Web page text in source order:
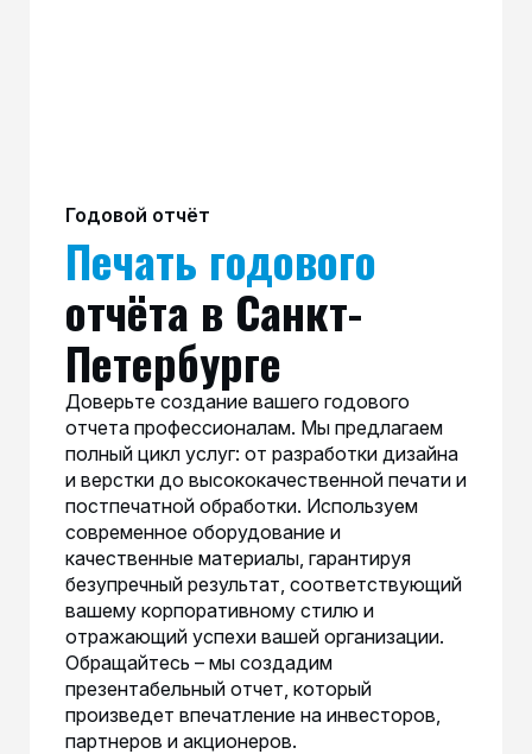
Годовой отчёт
Печать годового
отчёта в Санкт-
Петербурге
Доверьте создание вашего годового
отчета профессионалам. Мы предлагаем
полный цикл услуг: от разработки дизайна
и верстки до высококачественной печати и
постпечатной обработки. Используем
современное оборудование и
качественные материалы, гарантируя
безупречный результат, соответствующий
вашему корпоративному стилю и
отражающий успехи вашей организации.
Обращайтесь – мы создадим
презентабельный отчет, который
произведет впечатление на инвесторов,
партнеров и акционеров.